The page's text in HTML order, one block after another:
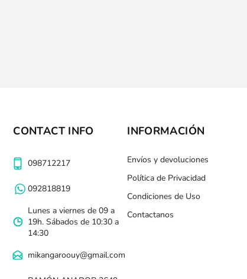
CONTACT INFO
098712217
092818819
Lunes a viernes de 09 a
19h. Sábados de 10:30 a
14:30
mikangaroouy@gmail.com
INFORMACIÓN
Envíos y devoluciones
Política de Privacidad
Condiciones de Uso
Contactanos